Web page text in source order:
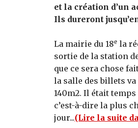
et la création d’un
Ils dureront
La mairie du 18e la
sortie de la station
que ce sera chose
la salle des billets
140m2. Il était
c’est-à-dire la plus
jour...(Lire la suite